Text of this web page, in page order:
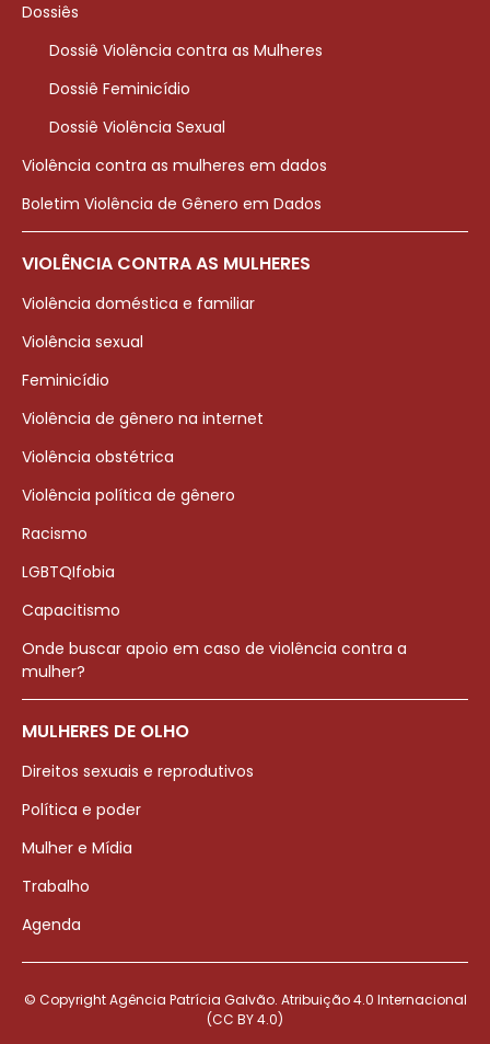
Dossiês
Dossiê Violência contra as Mulheres
Dossiê Feminicídio
Dossiê Violência Sexual
Violência contra as mulheres em dados
Boletim Violência de Gênero em Dados
VIOLÊNCIA CONTRA AS MULHERES
Violência doméstica e familiar
Violência sexual
Feminicídio
Violência de gênero na internet
Violência obstétrica
Violência política de gênero
Racismo
LGBTQIfobia
Capacitismo
Onde buscar apoio em caso de violência contra a
mulher?
MULHERES DE OLHO
Direitos sexuais e reprodutivos
Política e poder
Mulher e Mídia
Trabalho
Agenda
© Copyright Agência Patrícia Galvão. Atribuição 4.0 Internacional
(CC BY 4.0)